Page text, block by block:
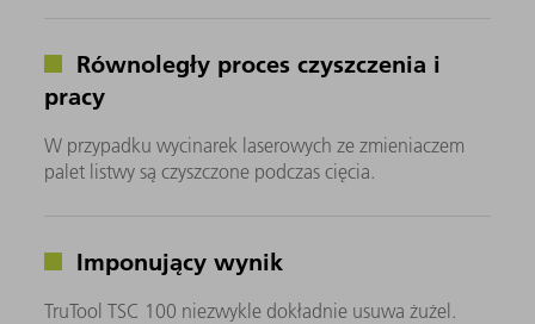
Równoległy proces czyszczenia i
pracy
W przypadku wycinarek laserowych ze zmieniaczem
palet listwy są czyszczone podczas cięcia.
Imponujący wynik
TruTool TSC 100 niezwykle dokładnie usuwa żużel.